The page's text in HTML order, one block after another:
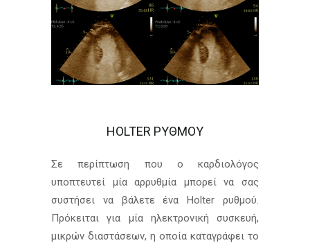
HOLTER ΡΥΘΜΟΥ
Σε περίπτωση που ο καρδιολόγος
υποπτευτεί μία αρρυθμία μπορεί να σας
συστήσει να βάλετε ένα Holter ρυθμού.
Πρόκειται για μία ηλεκτρονική συσκευή,
μικρών διαστάσεων, η οποία καταγράφει το